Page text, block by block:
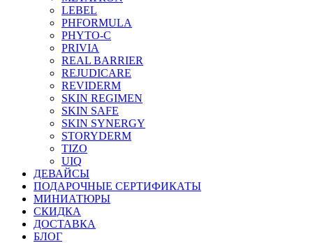
LEBEL
PHFORMULA
PHYTO-C
PRIVIA
REAL BARRIER
REJUDICARE
REVIDERM
SKIN REGIMEN
SKIN SAFE
SKIN SYNERGY
STORYDERM
TIZO
UIQ
ДЕВАЙСЫ
ПОДАРОЧНЫЕ СЕРТИФИКАТЫ
МИНИАТЮРЫ
СКИДКА
ДОСТАВКА
БЛОГ